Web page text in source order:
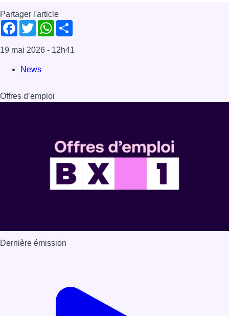
Partager l'article
Facebook
TwitterWhatsApp
19 mai 2026 - 12h41
News
Offres d’emploi
Dernière émission